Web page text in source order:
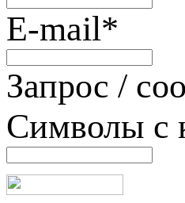
E-mail*
Запрос /
Символы с